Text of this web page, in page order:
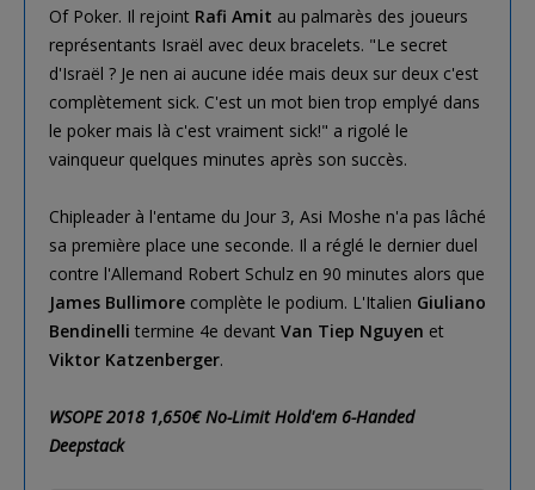
Of Poker. Il rejoint Rafi Amit au palmarès des joueurs
représentants Israël avec deux bracelets. "Le secret
d'Israël ? Je nen ai aucune idée mais deux sur deux c'est
complètement sick. C'est un mot bien trop emplyé dans
le poker mais là c'est vraiment sick!" a rigolé le
vainqueur quelques minutes après son succès.
Chipleader à l'entame du Jour 3, Asi Moshe n'a pas lâché
sa première place une seconde. Il a réglé le dernier duel
contre l'Allemand Robert Schulz en 90 minutes alors que
James Bullimore complète le podium. L'Italien Giuliano
Bendinelli termine 4e devant Van Tiep Nguyen et
Viktor Katzenberger.
WSOPE 2018 1,650€ No-Limit Hold'em 6-Handed
Deepstack